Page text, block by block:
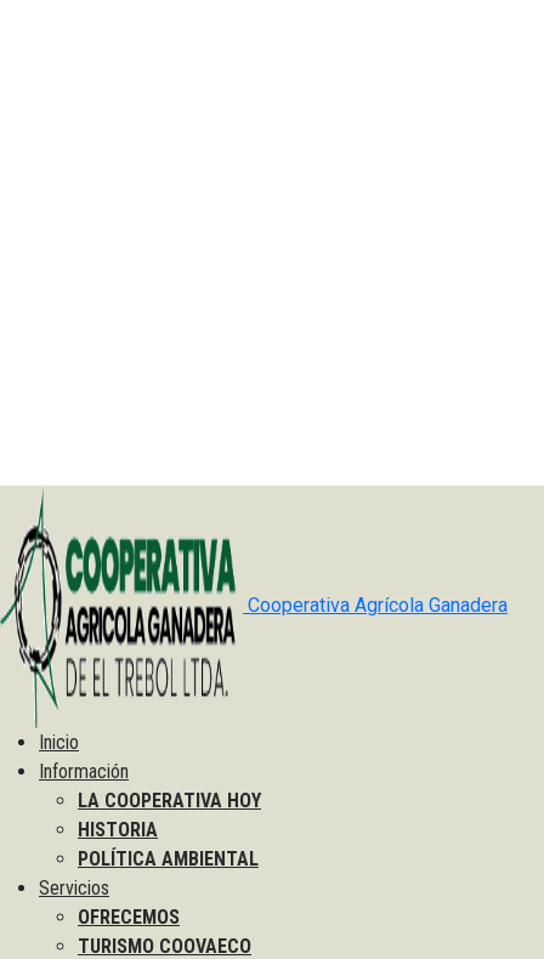
Cooperativa Agrícola Ganadera
Inicio
Información
LA COOPERATIVA HOY
HISTORIA
POLÍTICA AMBIENTAL
Servicios
OFRECEMOS
TURISMO COOVAECO